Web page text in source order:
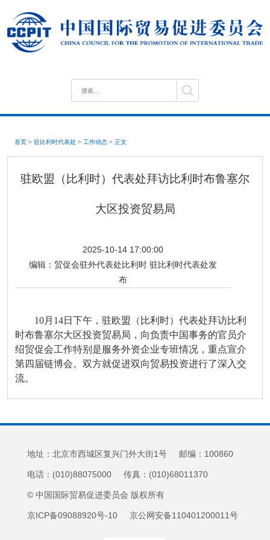
首页 > 驻比利时代表处 > 工作动态 > 正文
驻欧盟（比利时）代表处拜访比利时布鲁塞尔
大区投资贸易局
2025-10-14 17:00:00
编辑： 贸促会驻外代表处比利时 驻比利时代表处发
布
10月14日下午，驻欧盟（比利时）代表处拜访比利
时布鲁塞尔大区投资贸易局，向负责中国事务的官员介
绍贸促会工作特别是服务外资企业专班情况，重点宣介
第四届链博会。双方就促进双向贸易投资进行了深入交
流。
地址：北京市西城区复兴门外大街1号 邮编：100860
电话：(010)88075000 传真：(010)68011370
© 中国国际贸易促进委员会 版权所有
京ICP备09088920号-10 京公网安备110401200011号